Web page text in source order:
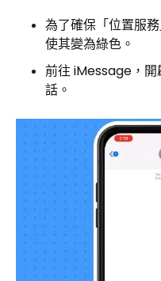
為了確保「位置服
使其變為綠色。
前往 iMessage，開
話。